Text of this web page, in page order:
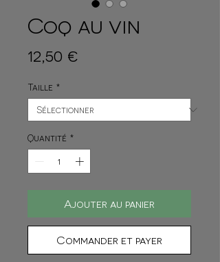
Coq au vin
12,50 €
Taille *
Quantité *
Ajouter au panier
Commander et payer